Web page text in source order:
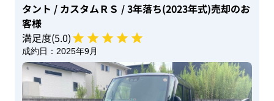
タント / カスタムＲＳ / 3年落ち(2023年式)売却のお
客様
満足度(5.0)
成約日： 2025年9月